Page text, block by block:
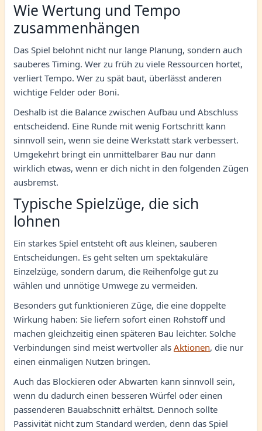
Wie Wertung und Tempo
zusammenhängen
Das Spiel belohnt nicht nur lange Planung, sondern auch
sauberes Timing. Wer zu früh zu viele Ressourcen hortet,
verliert Tempo. Wer zu spät baut, überlässt anderen
wichtige Felder oder Boni.
Deshalb ist die Balance zwischen Aufbau und Abschluss
entscheidend. Eine Runde mit wenig Fortschritt kann
sinnvoll sein, wenn sie deine Werkstatt stark verbessert.
Umgekehrt bringt ein unmittelbarer Bau nur dann
wirklich etwas, wenn er dich nicht in den folgenden Zügen
ausbremst.
Typische Spielzüge, die sich
lohnen
Ein starkes Spiel entsteht oft aus kleinen, sauberen
Entscheidungen. Es geht selten um spektakuläre
Einzelzüge, sondern darum, die Reihenfolge gut zu
wählen und unnötige Umwege zu vermeiden.
Besonders gut funktionieren Züge, die eine doppelte
Wirkung haben: Sie liefern sofort einen Rohstoff und
machen gleichzeitig einen späteren Bau leichter. Solche
Verbindungen sind meist wertvoller als Aktionen, die nur
einen einmaligen Nutzen bringen.
Auch das Blockieren oder Abwarten kann sinnvoll sein,
wenn du dadurch einen besseren Würfel oder einen
passenderen Bauabschnitt erhältst. Dennoch sollte
Passivität nicht zum Standard werden, denn das Spiel